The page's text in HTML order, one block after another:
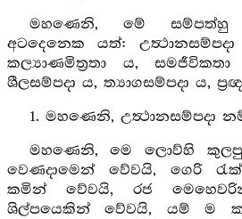
මහණෙනි, මේ සම්පත්හු
අටදෙනෙක යත්:
කල්‍යාණමිත්‍රතා ය, සමජීවිකතා
ශීලසම්පදා ය, ත්‍යාගසම්පදා ය,
1. මහණෙනි, උත්‍ථානසම්පදා
මහණෙනි, මෙ ලොව්හි
වෙණදාමෙන් වේවයි, ගෙරි
කමින් වේවයි, රජ
ශිල්පයෙකින් වේවයි, යම් ම